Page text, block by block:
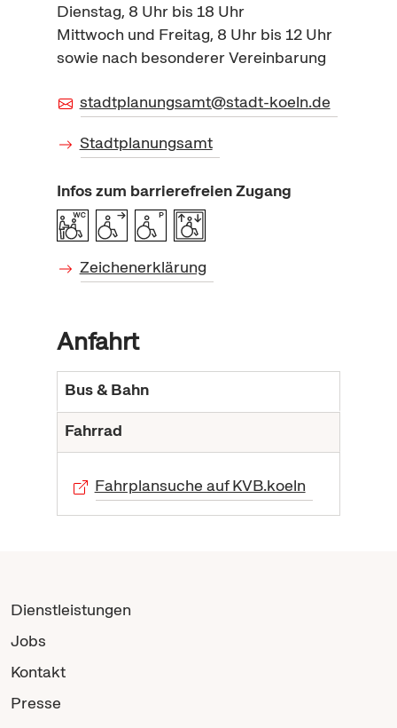
Dienstag, 8 Uhr bis 18 Uhr
Mittwoch und Freitag, 8 Uhr bis 12 Uhr
sowie nach besonderer Vereinbarung
stadtplanungsamt@stadt-koeln.de
Stadtplanungsamt
Infos zum barrierefreien Zugang
Zeichenerklärung
Anfahrt
Bus & Bahn
Fahrrad
Fahrplansuche auf KVB.koeln
Dienstleistungen
Jobs
Kontakt
Presse